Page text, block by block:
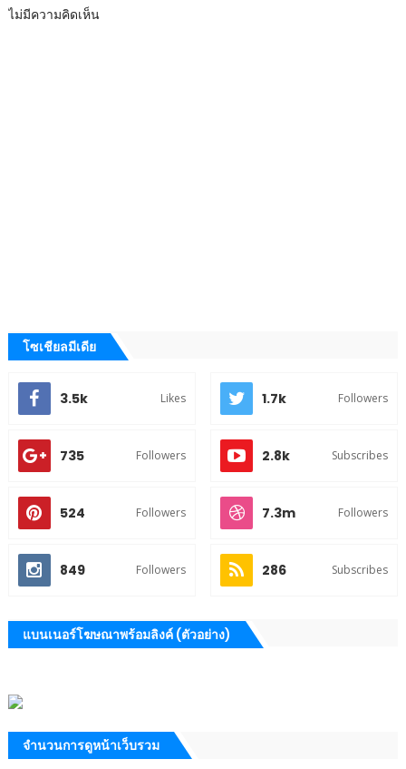
ไม่มีความคิดเห็น
โซเชียลมีเดีย
3.5k Likes 1.7k Followers
735 Followers 2.8k Subscribes
524 Followers 7.3m Followers
849 Followers 286 Subscribes
แบนเนอร์โฆษณาพร้อมลิงค์ (ตัวอย่าง)
จำนวนการดูหน้าเว็บรวม